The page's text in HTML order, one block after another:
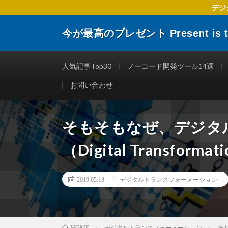
デジ
今が最高のプレゼント Present
楽しくする仕事術やITリテラシーを向上させるために
人気記事Top30 ノーコード開発ツール14選
お問い合わせ
そもそもなぜ、デジ
（Digital
2019.05.13 デジタルトランスフォーメーション